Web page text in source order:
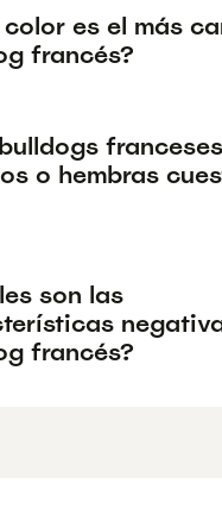
color es el más
francés?
franceses
o hembras
son las
francés?